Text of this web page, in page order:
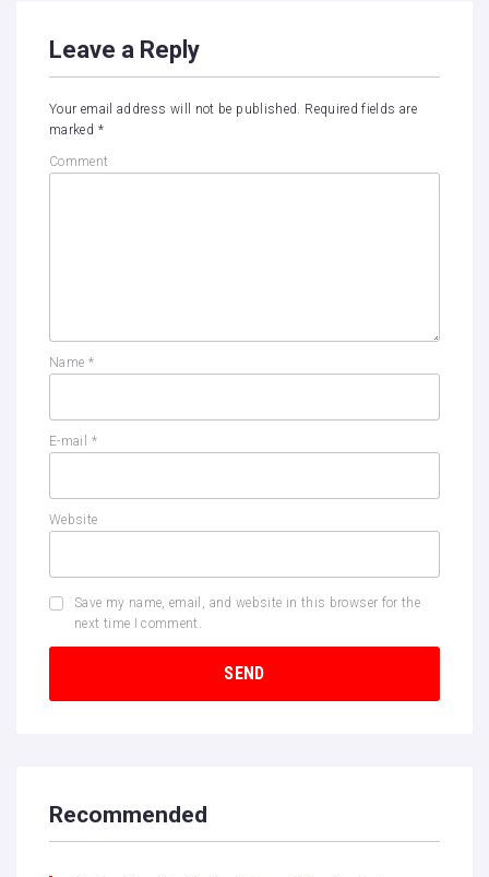
Leave a Reply
Your email address will not be published.
Required fields are
marked *
Comment
Name *
E-mail *
Website
Save my name, email, and website in this browser for the
next time I comment.
Recommended